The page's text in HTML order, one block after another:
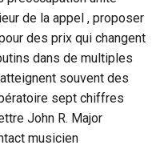
de la appel , proposer
des prix qui changent
dans de multiples
souvent des
sept chiffres
John R. Major
musicien